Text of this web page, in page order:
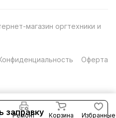
заправку
Ремонт Корзина Избранные
магазин оргтехники и
Оферта